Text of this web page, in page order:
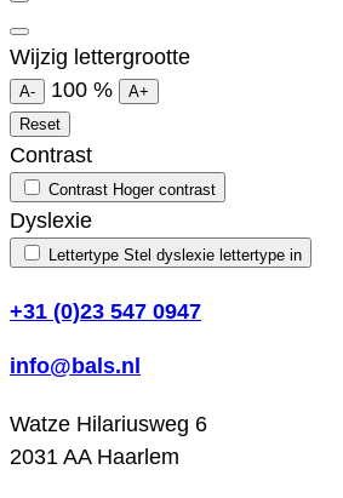
Wijzig lettergrootte
A- 100 %
A+
Reset
Contrast
Contrast Hoger contrast
Dyslexie
Lettertype Stel dyslexie lettertype in
+31 (0)23 547 0947
info@bals.nl
Watze Hilariusweg 6
2031 AA Haarlem